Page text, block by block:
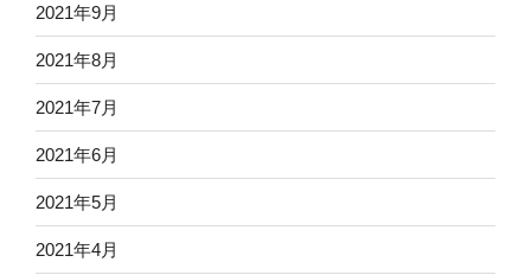
2021年9月
2021年8月
2021年7月
2021年6月
2021年5月
2021年4月